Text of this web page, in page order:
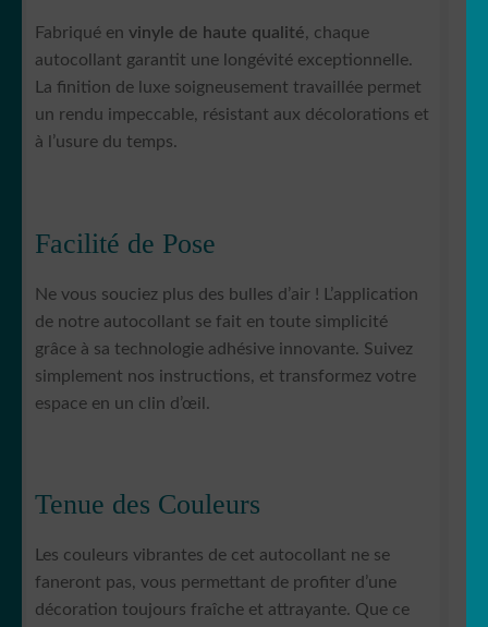
Fabriqué en vinyle de haute qualité, chaque
autocollant garantit une longévité exceptionnelle.
La finition de luxe soigneusement travaillée permet
un rendu impeccable, résistant aux décolorations et
à l’usure du temps.
Facilité de Pose
Ne vous souciez plus des bulles d’air ! L’application
de notre autocollant se fait en toute simplicité
grâce à sa technologie adhésive innovante. Suivez
simplement nos instructions, et transformez votre
espace en un clin d’œil.
Tenue des Couleurs
Les couleurs vibrantes de cet autocollant ne se
faneront pas, vous permettant de profiter d’une
décoration toujours fraîche et attrayante. Que ce